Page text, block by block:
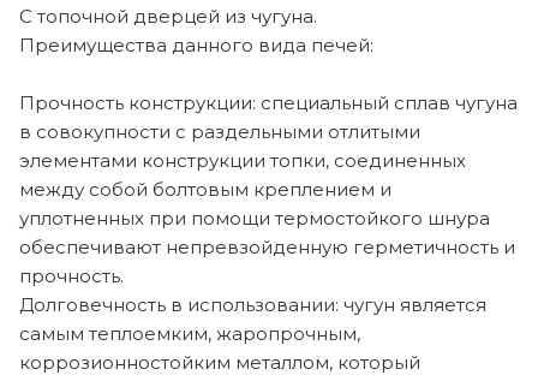
С топочной дверцей из чугуна.
Преимущества данного вида печей:
Прочность конструкции: специальный сплав чугуна
в совокупности с раздельными отлитыми
элементами конструкции топки, соединенных
между собой болтовым креплением и
уплотненных при помощи термостойкого шнура
обеспечивают непревзойденную герметичность и
прочность.
Долговечность в использовании: чугун является
самым теплоемким, жаропрочным,
коррозионностойким металлом, который